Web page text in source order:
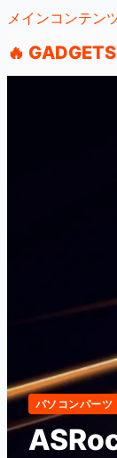
メインコンテン
🔥
パソコンパーツ